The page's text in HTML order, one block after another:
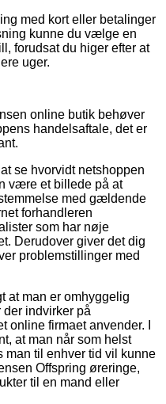
med kort eller betalinger
kunne du vælge en
forudsat du higer efter at
uger.
online butik behøver
handelsaftale, det er
se hvorvidt netshoppen
være et billede på at
med gældende
forhandleren
som har nøje
Derudover giver det dig
problemstillinger med
at man er omhyggelig
indvirker på
online firmaet anvender. I
at man når som helst
man til enhver tid vil kunne
Offspring øreringe,
til en mand eller